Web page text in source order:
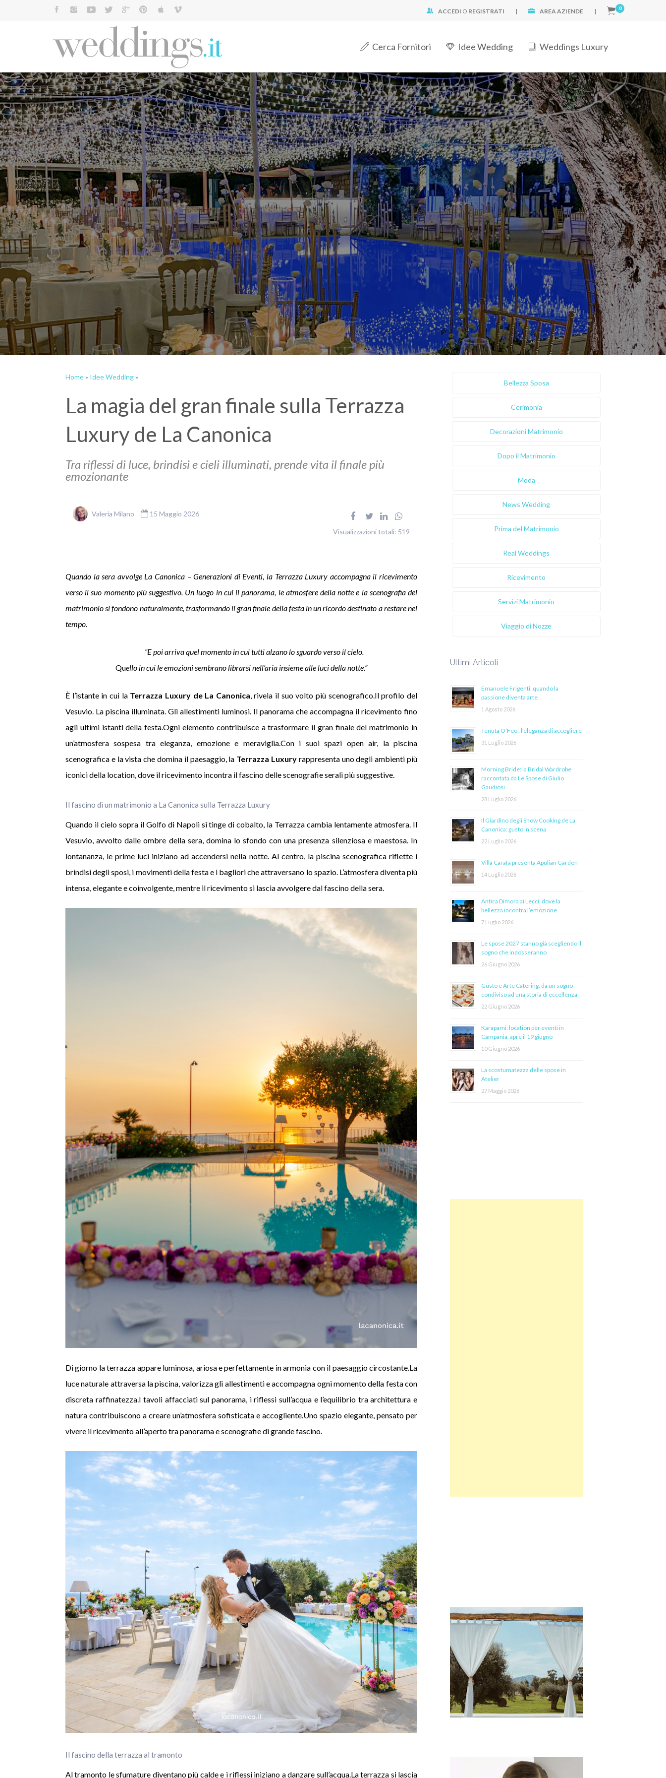
ACCEDI O REGISTRATI | AREA AZIENDE | 0
Cerca Fornitori Idee Wedding Weddings Luxury
Cerca:
Home» Idee Wedding»
La magia del gran finale sulla Terrazza
Luxury de La Canonica
Tra riflessi di luce, brindisi e cieli illuminati, prende vita il finale più
emozionante
Valeria Milano 15 Maggio 2026
Visualizzazioni totali: 519
Quando la sera avvolge La Canonica – Generazioni di Eventi, la Terrazza Luxury accompagna il ricevimento
verso il suo momento più suggestivo. Un luogo in cui il panorama, le atmosfere della notte e la scenografia del
matrimonio si fondono naturalmente, trasformando il gran finale della festa in un ricordo destinato a restare nel
tempo.
“E poi arriva quel momento in cui tutti alzano lo sguardo verso il cielo.
Quello in cui le emozioni sembrano librarsi nell’aria insieme alle luci della notte.”
È l’istante in cui la Terrazza Luxury de La Canonica, rivela il suo volto più scenografico.Il profilo del
Vesuvio. La piscina illuminata. Gli allestimenti luminosi. Il panorama che accompagna il ricevimento fino
agli ultimi istanti della festa.Ogni elemento contribuisce a trasformare il gran finale del matrimonio in
un’atmosfera sospesa tra eleganza, emozione e meraviglia.Con i suoi spazi open air, la piscina
scenografica e la vista che domina il paesaggio, la Terrazza Luxury rappresenta uno degli ambienti più
iconici della location, dove il ricevimento incontra il fascino delle scenografie serali più suggestive.
Il fascino di un matrimonio a La Canonica sulla Terrazza Luxury
Quando il cielo sopra il Golfo di Napoli si tinge di cobalto, la Terrazza cambia lentamente atmosfera. Il
Vesuvio, avvolto dalle ombre della sera, domina lo sfondo con una presenza silenziosa e maestosa. In
lontananza, le prime luci iniziano ad accendersi nella notte. Al centro, la piscina scenografica riflette i
brindisi degli sposi, i movimenti della festa e i bagliori che attraversano lo spazio. L’atmosfera diventa più
intensa, elegante e coinvolgente, mentre il ricevimento si lascia avvolgere dal fascino della sera.
Di giorno la terrazza appare luminosa, ariosa e perfettamente in armonia con il paesaggio circostante.La
luce naturale attraversa la piscina, valorizza gli allestimenti e accompagna ogni momento della festa con
discreta raffinatezza.I tavoli affacciati sul panorama, i riflessi sull’acqua e l’equilibrio tra architettura e
natura contribuiscono a creare un’atmosfera sofisticata e accogliente.Uno spazio elegante, pensato per
vivere il ricevimento all’aperto tra panorama e scenografie di grande fascino.
Il fascino della terrazza al tramonto
Al tramonto le sfumature diventano più calde e i riflessi iniziano a danzare sull’acqua.La terrazza si lascia
Bellezza Sposa
Cerimonia
Decorazioni Matrimonio
Dopo il Matrimonio
Moda
News Wedding
Prima del Matrimonio
Real Weddings
Ricevimento
Servizi Matrimonio
Viaggio di Nozze
Ultimi Articoli
Emanuele Frigenti: quando la
passione diventa arte
1 Agosto 2026
Tenuta O’Feo : l’eleganza di accogliere
31 Luglio 2026
Morning Bride: la Bridal Wardrobe
raccontata da Le Spose di Giulio
Gaudiosi
28 Luglio 2026
Il Giardino degli Show Cooking de La
Canonica: gusto in scena
22 Luglio 2026
Villa Carafa presenta Apulian Garden
14 Luglio 2026
Antica Dimora ai Lecci: dove la
bellezza incontra l’emozione
7 Luglio 2026
Le spose 2027 stanno già scegliendo il
sogno che indosseranno
26 Giugno 2026
Gusto e Arte Catering: da un sogno
condiviso ad una storia di eccellenza
22 Giugno 2026
Karapami: location per eventi in
Campania, apre il 19 giugno
10 Giugno 2026
La scostumatezza delle spose in
Atelier
27 Maggio 2026